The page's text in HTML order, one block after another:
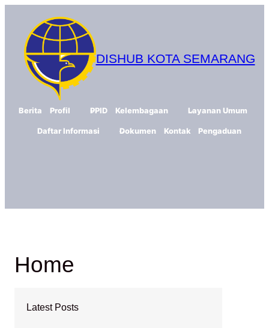
DISHUB KOTA SEMARANG
Berita Profil PPID Kelembagaan Layanan Umum
Daftar Informasi Dokumen Kontak Pengaduan
Home
Latest Posts